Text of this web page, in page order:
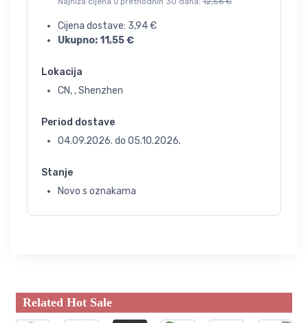
Cijena dostave: 3,94€
Ukupno:11,55€
Lokacija
CN, , Shenzhen
Period dostave
04.09.2026. do 05.10.2026.
Stanje
Novo s oznakama